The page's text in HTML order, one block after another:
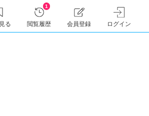
る
1
閲覧履歴 会員登録 ログイン